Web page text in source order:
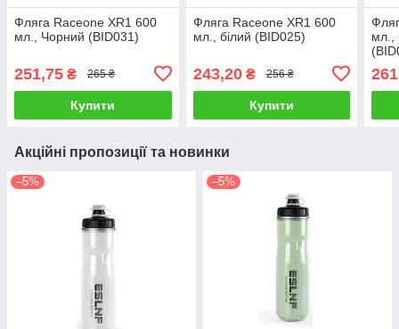
Фляга Raceone XR1 600
мл., Чорний (BID031)
251,75 ₴ 265 ₴
Купити
Фляга Raceone XR1 600
мл., білий (BID025)
243,20₴ 256 ₴
Купити
мл.,
Акційні пропозиції та новинки
–5% –5%